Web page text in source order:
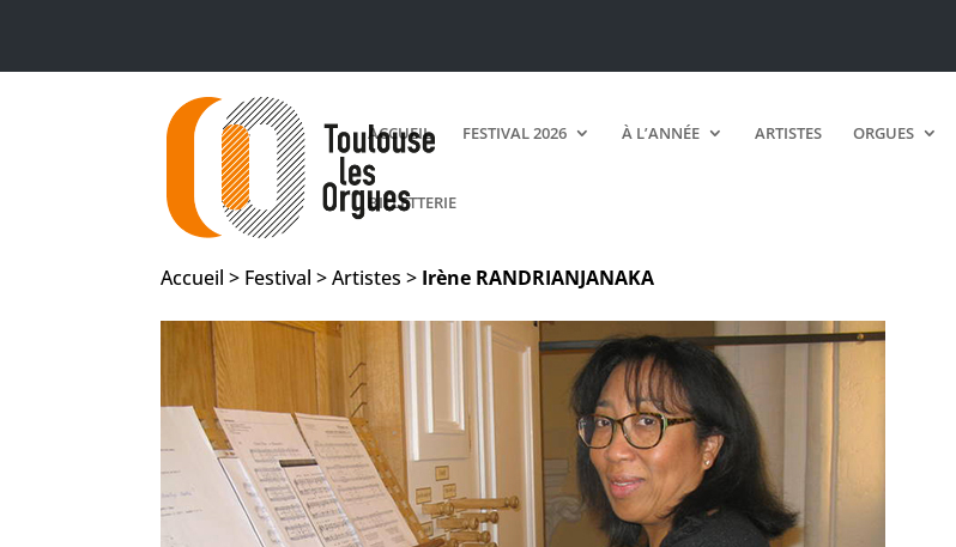
ACCUEIL FESTIVAL 2026 À L’ANNÉE ARTISTES ORGUES
BILLETTERIE
Accueil > Festival > Artistes > Irène RANDRIANJANAKA